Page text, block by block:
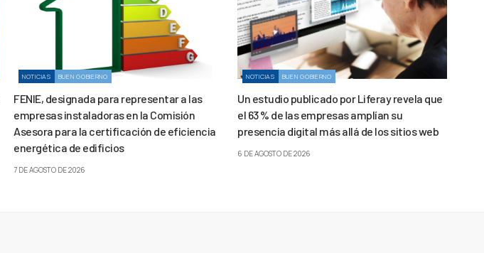
NOTICIAS BUEN GOBIERNO
FENIE, designada para representar a las
empresas instaladoras en la Comisión
Asesora para la certificación de eficiencia
energética de edificios
7 DE AGOSTO DE 2026
NOTICIAS BUEN GOBIERNO
Un estudio publicado por Liferay revela que
el 63 % de las empresas amplían su
presencia digital más allá de los sitios web
6 DE AGOSTO DE 2026